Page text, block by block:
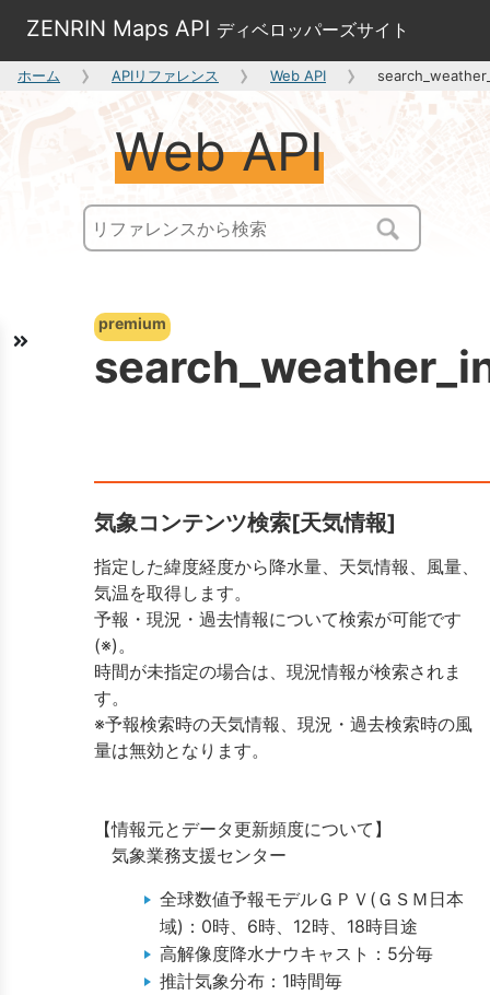
ZENRIN Maps API ディベロッパーズサイト
ホーム APIリファレンス Web API
Web API
premium
気象コンテンツ検索[天気情報]
指定した緯度経度から降水量、天気情報、風量、
気温を取得します。
予報・現況・過去情報について検索が可能です
(※)。
時間が未指定の場合は、現況情報が検索されま
す。
※予報検索時の天気情報、現況・過去検索時の風
量は無効となります。
【情報元とデータ更新頻度について】
気象業務支援センター
全球数値予報モデルＧＰＶ(ＧＳＭ日本
域)：0時、6時、12時、18時目途
高解像度降水ナウキャスト：5分毎
推計気象分布：1時間毎